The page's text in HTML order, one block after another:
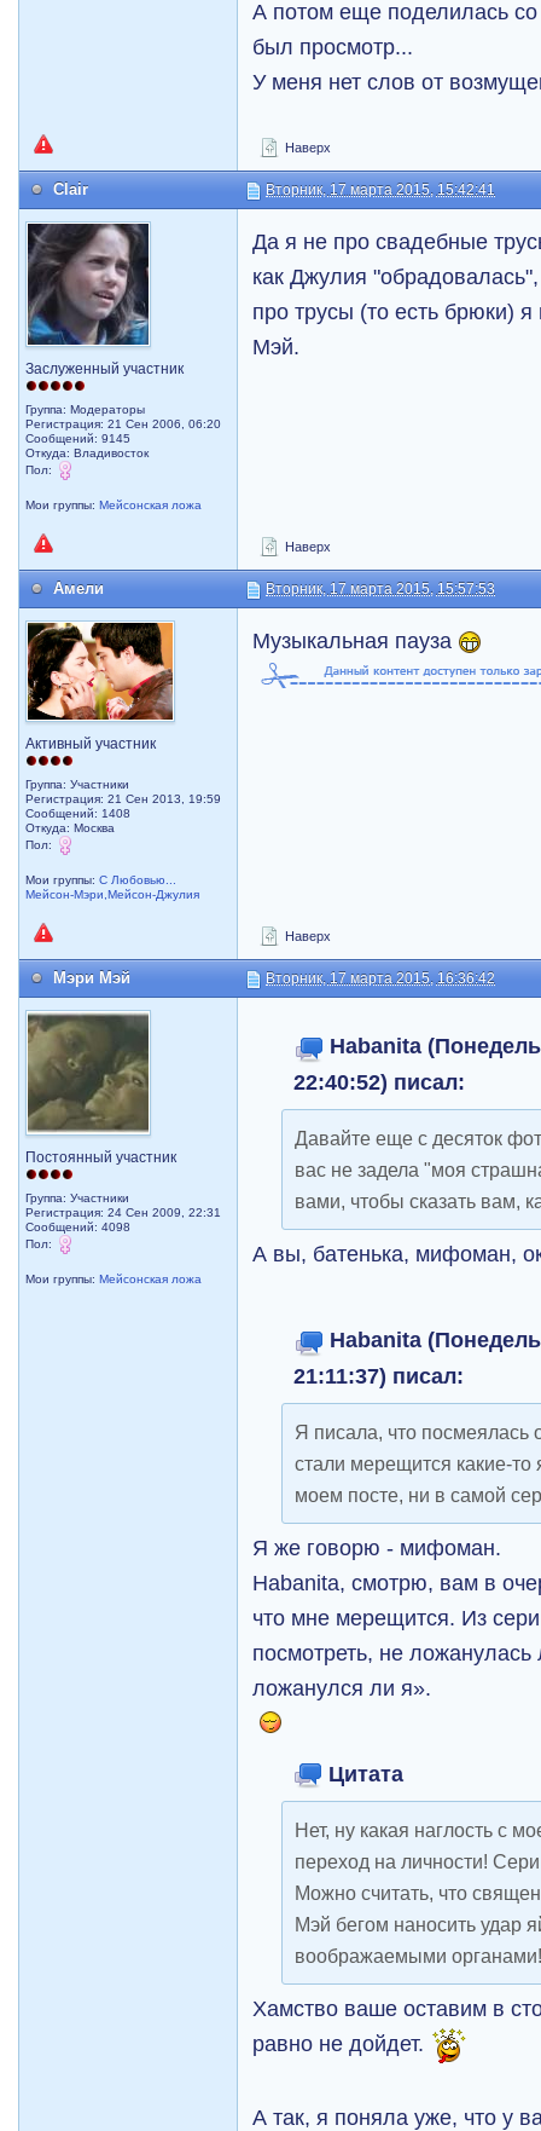
А потом еще поделилась со
был просмотр...
У меня нет слов от
Наверх
Clair Вторник, 17 марта 2015, 15:42:41
Заслуженный участник
Группа: Модераторы
Регистрация: 21 Сен 2006, 06:20
Сообщений: 9145
Откуда: Владивосток
Пол:
Мои группы:Мейсонская ложа
Да я не про свадебные
как Джулия
про трусы (то есть брюки)
Мэй.
Наверх
Амели Вторник, 17 марта 2015, 15:57:53
Активный участник
Группа: Участники
Регистрация: 21 Сен 2013, 19:59
Сообщений: 1408
Откуда: Москва
Пол:
Мои группы:С Любовью...
Мейсон-Мэри,Мейсон-Джулия
Музыкальная пауза
Наверх
Мэри Мэй Вторник, 17 марта 2015, 16:36:42
Постоянный участник
Группа: Участники
Регистрация: 24 Сен 2009, 22:31
Сообщений: 4098
Пол:
Мои группы:Мейсонская ложа
Habanita
22:40:52) писал:
Давайте еще с десяток
вас не задела "моя
вами, чтобы сказать вам,
А вы, батенька, мифоман,
Habanita
21:11:37) писал:
Я писала, что посмеялась
стали мерещится какие-
моем посте, ни в самой
Я же говорю - мифоман.
Habanita, смотрю, вам в
что мне мерещится. Из
посмотреть, не
ложанулся ли я».
Цитата
Нет, ну какая наглость с
переход на личности!
Можно считать, что
Мэй бегом наносить удар
воображаемыми
Хамство ваше оставим в
равно не дойдет.
А так, я поняла уже, что у